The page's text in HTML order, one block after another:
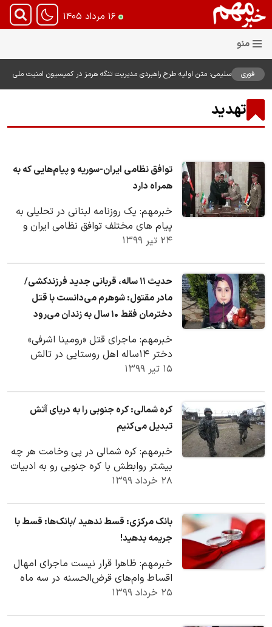
۱۶ مرداد ۱۴۰۵
فوری
سلیمی: متن اولیه طرح راهبردی مدیریت تنگه هرمز در کمیسیون امنیت ملی
تهدید
توافق نظامی ایران-سوریه و پیام‌هایی که به
همراه دارد
خبرمهم: یک روزنامه لبنانی در تحلیلی به
پیام های مختلف توافق نظامی ایران و
سوریه پرداخته و آن را زنگ هشداری برای
۲۴ تیر ۱۳۹۹
حدیث ۱۱ ساله، قربانی جدید فرزندکشی/
مادر مقتول: شوهرم می‎دانست با قتل
دخترمان فقط ۱۰ سال به زندان می‌رود
خبرمهم: ماجرای قتل «رومینا اشرفی»
دختر ۱۴ساله اهل روستایی در تالش
استان گیلان به دست پدرش و رسانه‌ای
۱۵ تیر ۱۳۹۹
کره شمالی: کره جنوبی را به دریای آتش
تبدیل می‌کنیم
خبرمهم: کره شمالی در پی وخامت هر چه
بیشتر روابطش با کره جنوبی رو به ادبیات
تند سابقش علیه این کشور با تهدید به
۲۸ خرداد ۱۳۹۹
بانک مرکزی: قسط ندهید /بانک‌ها: قسط با
جریمه بدهید!
خبرمهم: ظاهرا قرار نیست ماجرای امهال
اقساط وام‌های قرض‌الحسنه در سه ماه
اسفند تا اردیبهشت‌ حل‌وفصل شود؛ زیرا از
۲۵ خرداد ۱۳۹۹